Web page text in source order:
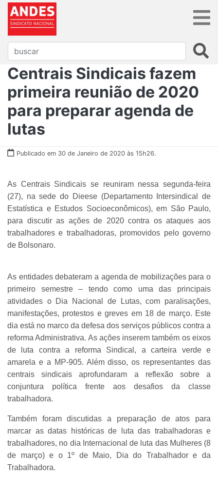
Centrais Sindicais fazem
primeira reunião de 2020
para preparar agenda de
lutas
Publicado em 30 de Janeiro de 2020 às 15h26.
As Centrais Sindicais se reuniram nessa segunda-feira
(27), na sede do Dieese (Departamento Intersindical de
Estatística e Estudos Socioeconômicos), em São Paulo,
para discutir as ações de 2020 contra os ataques aos
trabalhadores e trabalhadoras, promovidos pelo governo
de Bolsonaro.
As entidades debateram a agenda de mobilizações para o
primeiro semestre – tendo como uma das principais
atividades o Dia Nacional de Lutas, com paralisações,
manifestações, protestos e greves em 18 de março. Este
dia está no marco da defesa dos serviços públicos contra a
reforma Administrativa. As ações inserem também os eixos
de luta contra a reforma Sindical, a carteira verde e
amarela e a MP-905. Além disso, os representantes das
centrais sindicais aprofundaram a reflexão sobre a
conjuntura política frente aos desafios da classe
trabalhadora.
Também foram discutidas a preparação de atos para
marcar as datas históricas de luta das trabalhadoras e
trabalhadores, no dia Internacional de luta das Mulheres (8
de março) e o 1º de Maio, Dia do Trabalhador e da
Trabalhadora.